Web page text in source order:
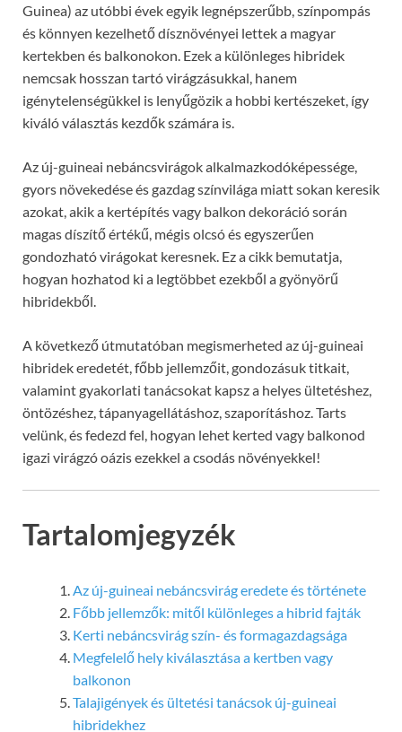
Guinea) az utóbbi évek egyik legnépszerűbb, színpompás
és könnyen kezelhető dísznövényei lettek a magyar
kertekben és balkonokon. Ezek a különleges hibridek
nemcsak hosszan tartó virágzásukkal, hanem
igénytelenségükkel is lenyűgözik a hobbi kertészeket, így
kiváló választás kezdők számára is.
Az új-guineai nebáncsvirágok alkalmazkodóképessége,
gyors növekedése és gazdag színvilága miatt sokan keresik
azokat, akik a kertépítés vagy balkon dekoráció során
magas díszítő értékű, mégis olcsó és egyszerűen
gondozható virágokat keresnek. Ez a cikk bemutatja,
hogyan hozhatod ki a legtöbbet ezekből a gyönyörű
hibridekből.
A következő útmutatóban megismerheted az új-guineai
hibridek eredetét, főbb jellemzőit, gondozásuk titkait,
valamint gyakorlati tanácsokat kapsz a helyes ültetéshez,
öntözéshez, tápanyagellátáshoz, szaporításhoz. Tarts
velünk, és fedezd fel, hogyan lehet kerted vagy balkonod
igazi virágzó oázis ezekkel a csodás növényekkel!
Tartalomjegyzék
Az új-guineai nebáncsvirág eredete és története
Főbb jellemzők: mitől különleges a hibrid fajták
Kerti nebáncsvirág szín- és formagazdagsága
Megfelelő hely kiválasztása a kertben vagy
balkonon
Talajigények és ültetési tanácsok új-guineai
hibridekhez